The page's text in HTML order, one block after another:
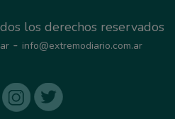
los derechos reservados
- info@extremodiario.com.ar